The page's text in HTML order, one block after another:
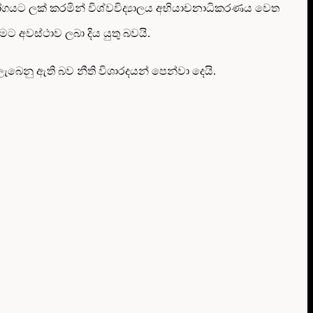
ලක් කරමින් විශ්වවිද්‍යාලය අභියාචනාධිකරණය වෙත
අවස්ථාව ලබා දිය යුතු බවයි.
ඇති බව නීති විශාරදයන් පෙන්වා දෙයි.